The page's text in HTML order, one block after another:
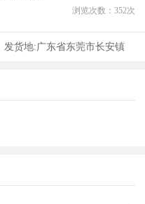
浏览次数： 352次
发货地:广东省东莞市长安镇